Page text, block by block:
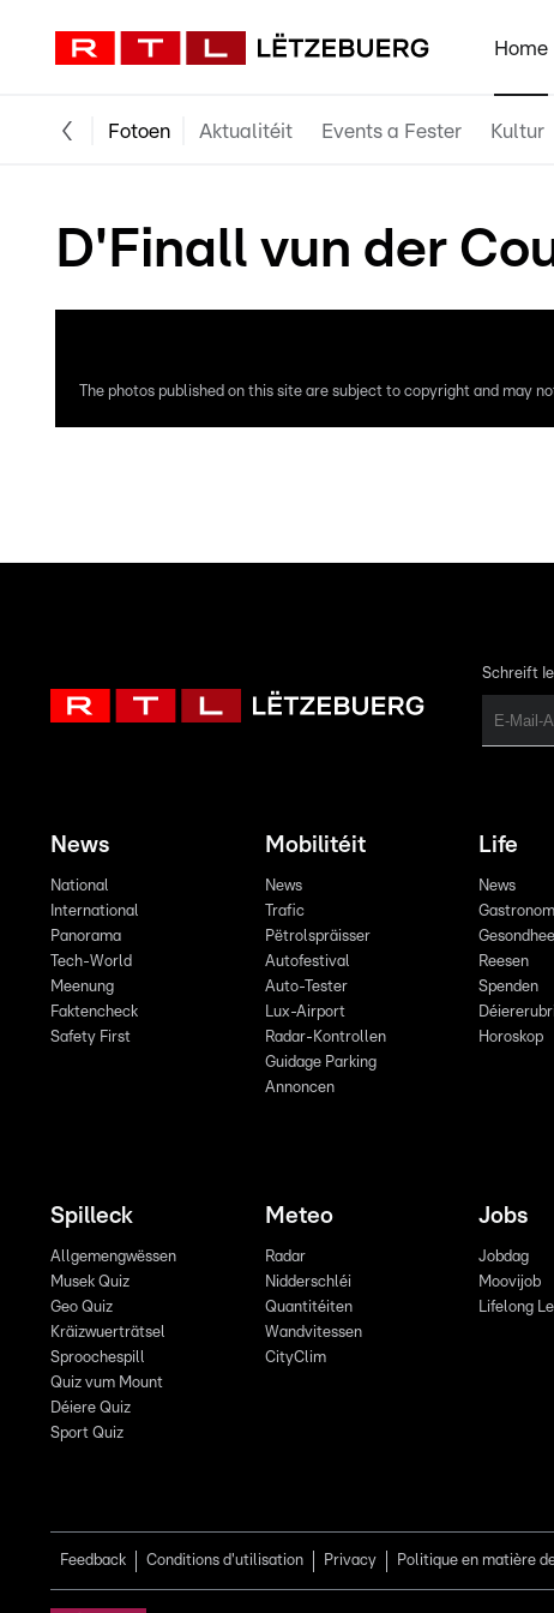
Home
Fotoen Aktualitéit Events a Fester Kultur
D'Finall vun der
The photos published on this site are subject to copyright and may
Schreift
News
National
International
Panorama
Tech-World
Meenung
Faktencheck
Safety First
Mobilitéit
News
Trafic
Pëtrolspräisser
Autofestival
Auto-Tester
Lux-Airport
Radar-Kontrollen
Guidage Parking
Annoncen
Life
News
Reesen
Spenden
Horoskop
Spilleck
Allgemengwëssen
Musek Quiz
Geo Quiz
Kräizwuerträtsel
Sproochespill
Quiz vum Mount
Déiere Quiz
Sport Quiz
Meteo
Radar
Nidderschléi
Quantitéiten
Wandvitessen
CityClim
Jobs
Jobdag
Moovijob
Lifelong
Feedback Conditions d'utilisation Privacy Politique en matière